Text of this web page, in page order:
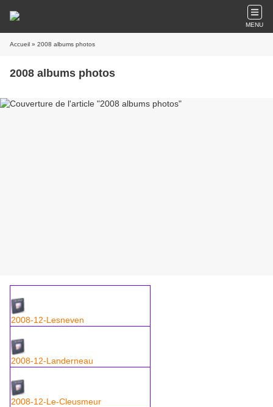
MENU
Accueil » 2008 albums photos
2008 albums photos
2008-12-Lesneven
2008-12-Landerneau
2008-12-Le-Cleusmeur